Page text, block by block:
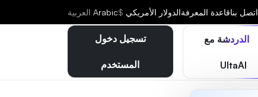
اتصل بناقاعدة المعرفةالدولار الأمريكي $
Arabic العربية
الدردشة مع
UltaAI
تسجيل دخول
المستخدم